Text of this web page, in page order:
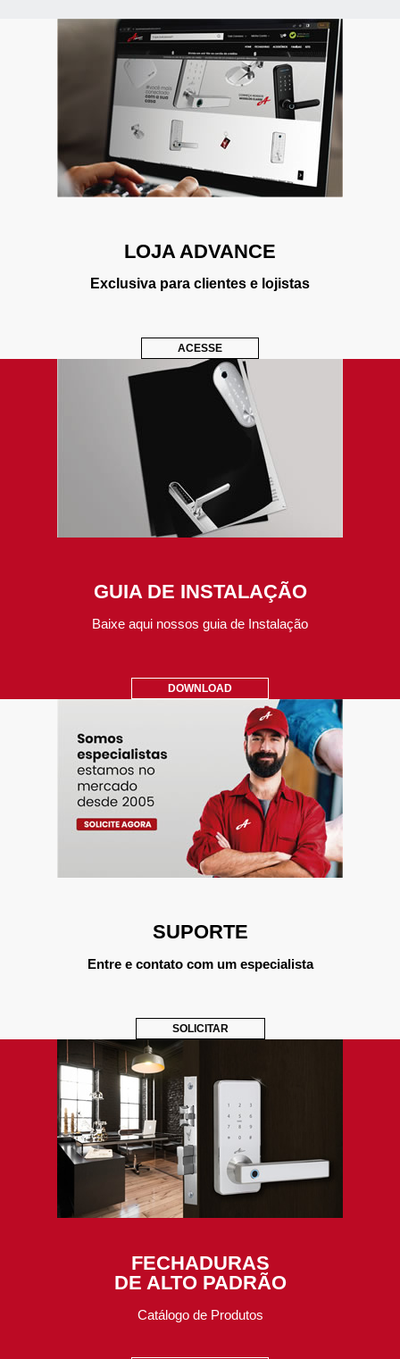
LOJA ADVANCE
Exclusiva para clientes e lojistas
ACESSE
GUIA DE INSTALAÇÃO
Baixe aqui nossos guia de Instalação
DOWNLOAD
SUPORTE
Entre e contato com um especialista
SOLICITAR
FECHADURAS
DE ALTO PADRÃO
Catálogo de Produtos